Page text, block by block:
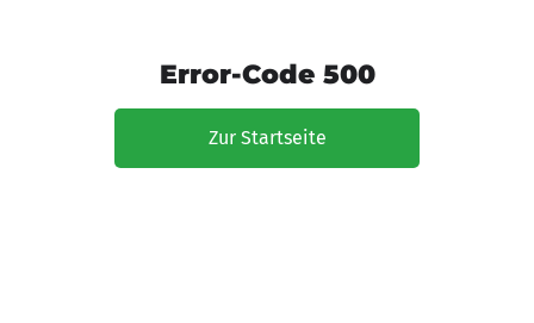
Error-Code 500
Zur Startseite